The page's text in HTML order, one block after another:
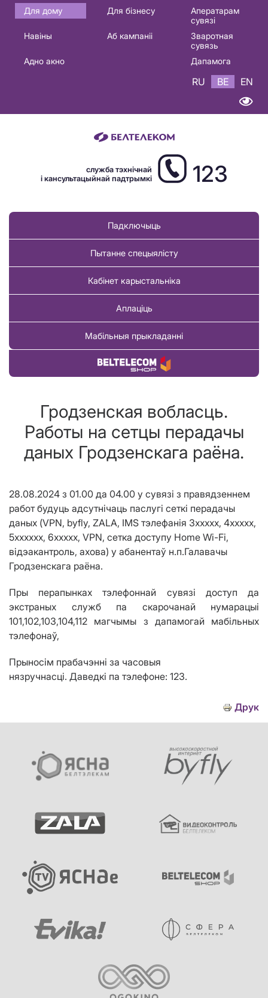
Основная
навигация
Для дому Для бізнесу
Аператарам
сувязі
Навіны
Аб кампаніі
Зваротная
сувязь
Адно акно
Дапамога
RU BE EN
служба тэхнічнай
і кансультацыйнай падтрымкі
123
Падключыць
Пытанне спецыялісту
Кабінет карыстальніка
Аплаціць
Мабільныя прыкладанні
Купіць тавар
Гродзенская вобласць.
Работы на сетцы перадачы
даных Гродзенскага раёна.
28.08.2024 з 01.00 да 04.00 у сувязі з правядзеннем
работ будуць адсутнічаць паслугі сеткі перадачы
даных (VPN, byfly, ZALA, IMS тэлефанія 3ххххх, 4ххххх,
5xxxxxx, 6ххххх, VPN, сетка доступу Home Wi-Fi,
відэакантроль, ахова) у абанентаў н.п.Галавачы
Гродзенскага раёна.
Пры перапынках тэлефоннай сувязі доступ да
экстраных служб па скарочанай нумарацыі
101,102,103,104,112 магчымы з дапамогай мабільных
тэлефонаў,
Прыносім прабачэнні за часовыя
нязручнасці. Даведкі па тэлефоне: 123.
Друк